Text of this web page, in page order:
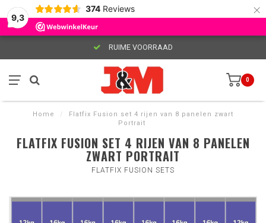
9,3
374 Reviews ×
RUIME VOORRAAD
0
Home /
Flatfix Fusion set 4 rijen van 8 panelen zwart
Portrait
FLATFIX FUSION SET 4 RIJEN VAN 8 PANELEN
ZWART PORTRAIT
FLATFIX FUSION SETS